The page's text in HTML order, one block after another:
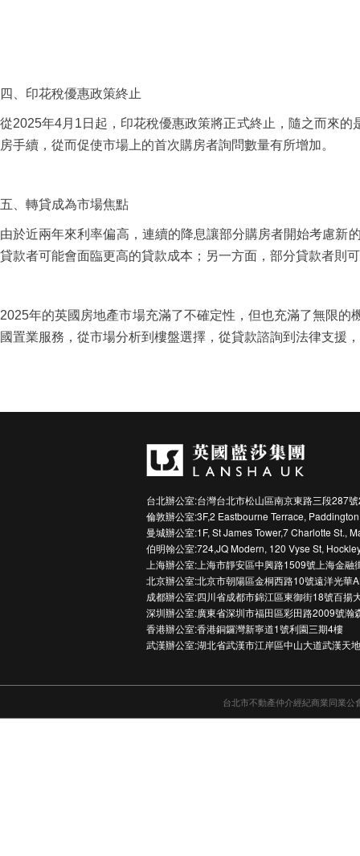
四、印花稅優惠政策終止
從2025年4月1日起，印花稅優惠政策將正式終止，隨之而來
房手續，從而促使市場上的首次購房者詢問數量有所增加。
五、轉貸成為市場焦點
由於近兩年來利率偏高，連續的降息讓部分購房者開始考慮新
貸款者可能會面臨更高的貸款成本；另一方面，部分貸款者則
2025年的英國房地產市場充滿了不確定性，但也充滿了無限
國置業服務，從市場分析到樓盤選擇，從貸款諮詢到法律支援
台北辦公室:台灣台北市松山區南京東路三段287
倫敦辦公室:3F,2 Eastbourne Terrace,
曼城辦公室:1F, St James Tower,7 Charlotte St.,
伯明翰公室:724,JQ Modern, 120 Vyse St,
上海辦公室:上海市靜安區中興路1509號上海金融
北京辦公室:北京市朝陽區金桐西路10號遠洋光華
成都辦公室:四川省成都市錦江區東御街18號百揚
深圳辦公室:廣東省深圳市福田區彩田路2009號瀚
香港辦公室:香港銅鑼灣新寧道1號利園三期4樓
武漢辦公室:湖北省武漢市江岸區中山大道武漢天
台北市不動產仲介經紀商業同業公